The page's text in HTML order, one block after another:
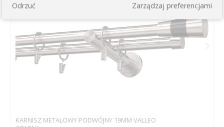
KARNISZ METALOWY PODWÓJNY 19MM VALLEO
Zarządzaj preferencjami
Odrzuć